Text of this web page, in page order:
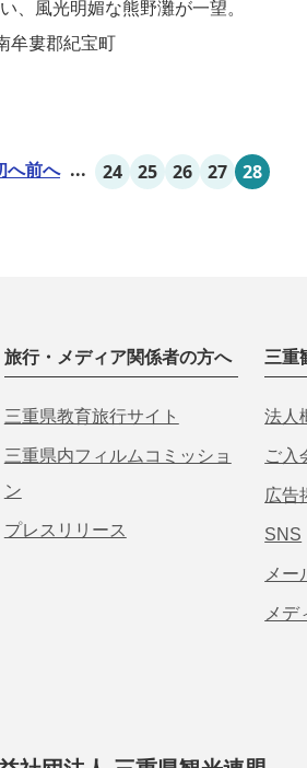
、風光明媚な熊野灘が一望。
牟婁郡紀宝町
へ前へ ... 24 25 26 27 28
旅行・メディア関係者の方へ
三重県教育旅行サイト
三重県内フィルムコミッショ
ン
プレスリリース
三重
法人
ご入
広告
SNS
メー
メデ